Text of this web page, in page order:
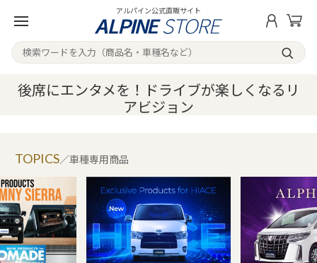
アルパイン公式直販サイト
後席にエンタメを！ドライブが楽しくなるリ
アビジョン
／車種専用商品